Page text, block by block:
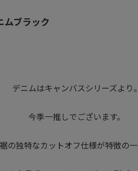
ムブラック
デニムはキャンバスシリーズより
今季一推しでございます。
裾の独特なカットオフ仕様が特徴の